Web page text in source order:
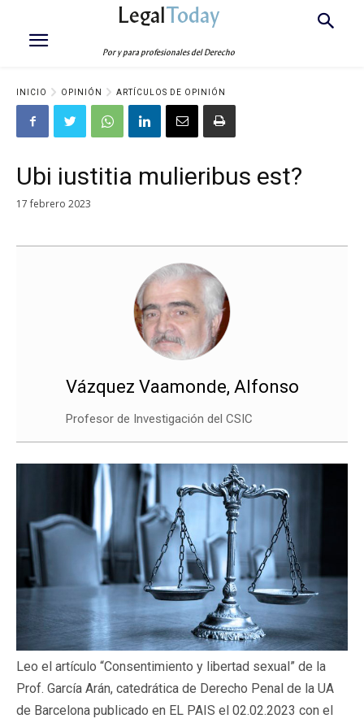
LegalToday
Por y para profesionales del Derecho
INICIO OPINIÓN ARTÍCULOS DE OPINIÓN
Ubi iustitia mulieribus est?
17 febrero 2023
Vázquez Vaamonde, Alfonso
Profesor de Investigación del CSIC
Leo el artículo “Consentimiento y libertad sexual” de la
Prof. García Arán, catedrática de Derecho Penal de la UA
de Barcelona publicado en EL PAIS el 02.02.2023 con el